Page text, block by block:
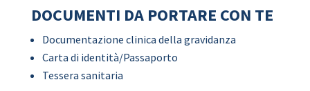
DOCUMENTI DA PORTARE CON TE
Documentazione clinica della gravidanza
Carta di identità/Passaporto
Tessera sanitaria